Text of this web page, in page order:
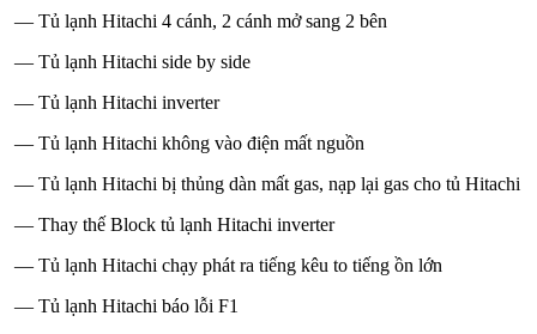
— Tủ lạnh Hitachi 4 cánh, 2 cánh mở sang 2 bên
— Tủ lạnh Hitachi side by side
— Tủ lạnh Hitachi inverter
— Tủ lạnh Hitachi không vào điện mất nguồn
— Tủ lạnh Hitachi bị thủng dàn mất gas, nạp lại gas cho tủ Hitachi
— Thay thế Block tủ lạnh Hitachi inverter
— Tủ lạnh Hitachi chạy phát ra tiếng kêu to tiếng ồn lớn
— Tủ lạnh Hitachi báo lỗi F1